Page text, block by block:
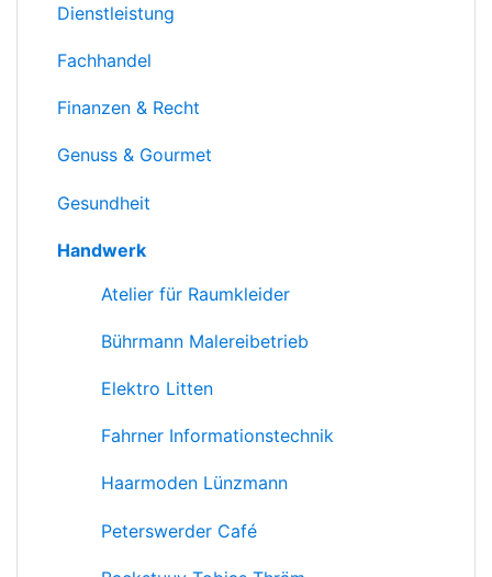
Dienstleistung
Fachhandel
Finanzen & Recht
Genuss & Gourmet
Gesundheit
Handwerk
Atelier für Raumkleider
Bührmann Malereibetrieb
Elektro Litten
Fahrner Informationstechnik
Haarmoden Lünzmann
Peterswerder Café